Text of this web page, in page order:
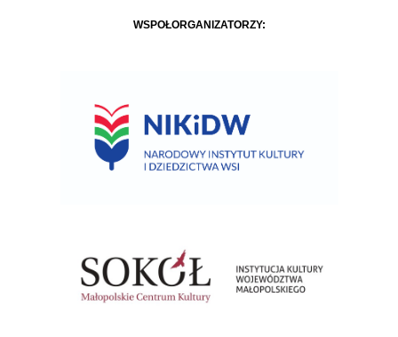
WSPÓŁORGANIZATORZY: